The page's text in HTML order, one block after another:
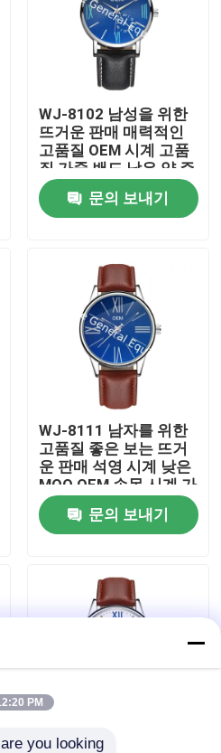
WJ-8102 남성을 위한
뜨거운 판매 매력적인
고품질 OEM 시계 고품
질 가죽 밴드 낮은 양 주
문 시계
문의 보내기
WJ-8111 남자를 위한
고품질 좋은 보는 뜨거
운 판매 석영 시계 낮은
MOQ OEM 손목 시계 가
죽끈 방수 시계
문의 보내기
WJ-8110 아름다운 대
PM
you looking